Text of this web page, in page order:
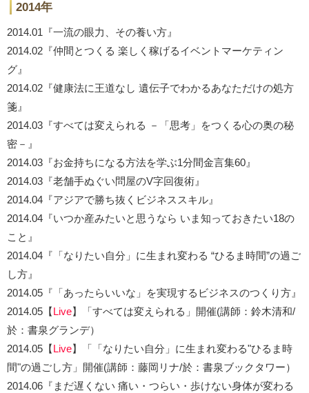
2014年
2014.01『一流の眼力、その養い方』
2014.02『仲間とつくる 楽しく稼げるイベントマーケティン
グ』
2014.02『健康法に王道なし 遺伝子でわかるあなただけの処方
箋』
2014.03『すべては変えられる －「思考」をつくる心の奥の秘
密－』
2014.03『お金持ちになる方法を学ぶ1分間金言集60』
2014.03『老舗手ぬぐい問屋のV字回復術』
2014.04『アジアで勝ち抜くビジネススキル』
2014.04『いつか産みたいと思うなら いま知っておきたい18の
こと』
2014.04『「なりたい自分」に生まれ変わる “ひるま時間”の過ご
し方』
2014.05『「あったらいいな」を実現するビジネスのつくり方』
2014.05【Live】「すべては変えられる」開催(講師：鈴木清和/
於：書泉グランデ）
2014.05【Live】「「なりたい自分」に生まれ変わる"ひるま時
間"の過ごし方」開催(講師：藤岡リナ/於：書泉ブックタワー）
2014.06『まだ遅くない 痛い・つらい・歩けない身体が変わる